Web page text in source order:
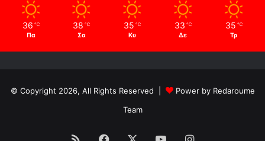
36 ℃
Πα
38 ℃
Σα
35 ℃
Κυ
33 ℃
Δε
35 ℃
Τρ
© Copyright 2026, All Rights Reserved |
Power by Redaroume
Team
RSS Facebook YouTubeInstagram